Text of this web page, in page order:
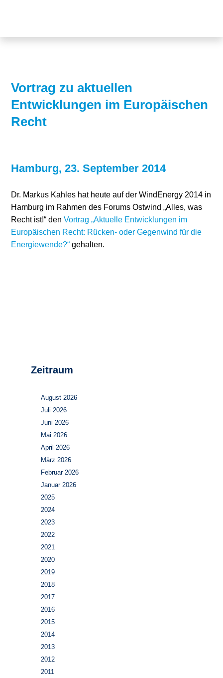
Genehmigungen
Netze
Sektorenkopplung
Speicher
Blog
Stiftungsporträt
Team
Forschungsnetzwerk
Vortrag zu aktuellen
Entwicklungen im Europäischen
Recht
Hamburg, 23. September 2014
Dr. Markus Kahles hat heute auf der WindEnergy 2014 in
Hamburg im Rahmen des Forums Ostwind „Alles, was
Recht ist!“ den Vortrag „Aktuelle Entwicklungen im
Europäischen Recht: Rücken- oder Gegenwind für die
Energiewende?“ gehalten.
Zeitraum
August 2026
Juli 2026
Juni 2026
Mai 2026
April 2026
März 2026
Februar 2026
Januar 2026
2025
2024
2023
2022
2021
2020
2019
2018
2017
2016
2015
2014
2013
2012
2011